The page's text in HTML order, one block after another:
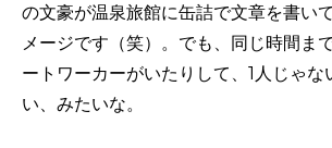
の文豪が温泉旅館に缶詰で文章を書い
メージです（笑）。でも、同じ時間ま
ートワーカーがいたりして、1人じゃな
い、みたいな。